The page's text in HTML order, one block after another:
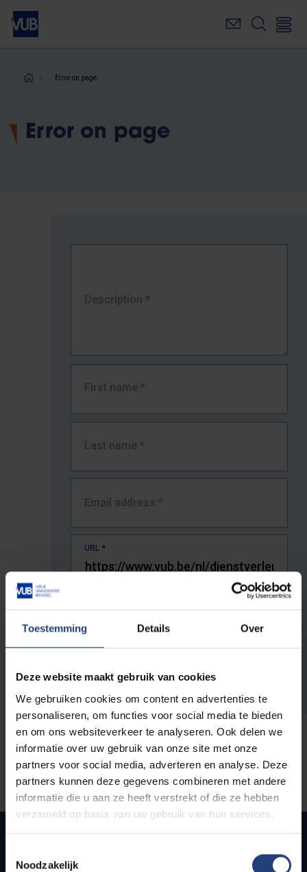
Toestemming Details Over
Deze website maakt gebruik van cookies
We gebruiken cookies om content en advertenties te
personaliseren, om functies voor social media te bieden
en om ons websiteverkeer te analyseren. Ook delen we
informatie over uw gebruik van onze site met onze
partners voor social media, adverteren en analyse. Deze
partners kunnen deze gegevens combineren met andere
informatie die u aan ze heeft verstrekt of die ze hebben
verzameld op basis van uw gebruik van hun services.
Noodzakelijk
Skip
main
Breadcrumb
Error on page
Error on page
Description *
First name *
Last name *
Email address *
URL *
The full URL of the page where you encountered the error.
Quick links